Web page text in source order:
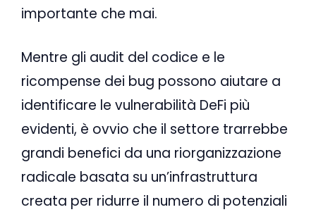
importante che mai.
Mentre gli audit del codice e le
ricompense dei bug possono aiutare a
identificare le vulnerabilità DeFi più
evidenti, è ovvio che il settore trarrebbe
grandi benefici da una riorganizzazione
radicale basata su un’infrastruttura
creata per ridurre il numero di potenziali